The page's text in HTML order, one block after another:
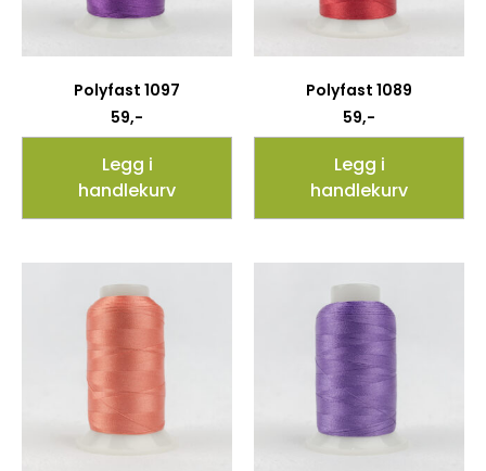
Polyfast 1097
59,-
Legg i
handlekurv
Polyfast 1089
59,-
Legg i
handlekurv